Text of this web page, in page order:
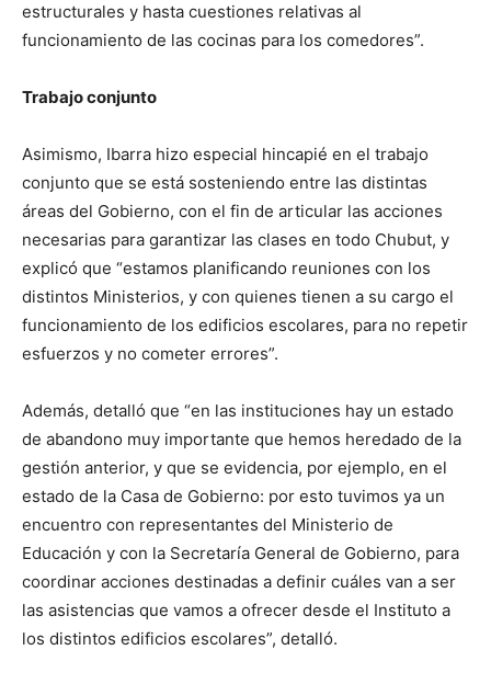
estructurales y hasta cuestiones relativas al
funcionamiento de las cocinas para los comedores”.
Trabajo conjunto
Asimismo, Ibarra hizo especial hincapié en el trabajo
conjunto que se está sosteniendo entre las distintas
áreas del Gobierno, con el fin de articular las acciones
necesarias para garantizar las clases en todo Chubut, y
explicó que “estamos planificando reuniones con los
distintos Ministerios, y con quienes tienen a su cargo el
funcionamiento de los edificios escolares, para no repetir
esfuerzos y no cometer errores”.
Además, detalló que “en las instituciones hay un estado
de abandono muy importante que hemos heredado de la
gestión anterior, y que se evidencia, por ejemplo, en el
estado de la Casa de Gobierno: por esto tuvimos ya un
encuentro con representantes del Ministerio de
Educación y con la Secretaría General de Gobierno, para
coordinar acciones destinadas a definir cuáles van a ser
las asistencias que vamos a ofrecer desde el Instituto a
los distintos edificios escolares”, detalló.